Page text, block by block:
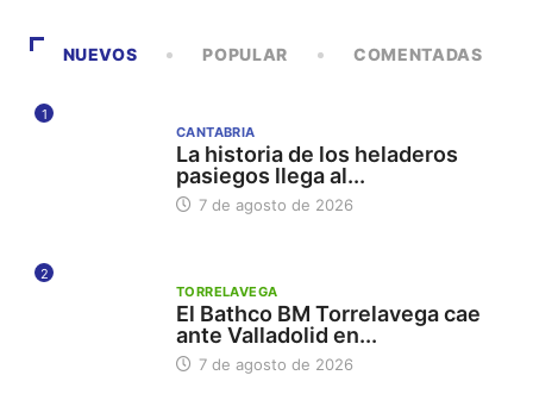
NUEVOS POPULAR COMENTADAS
1
CANTABRIA
La historia de los heladeros
pasiegos llega al...
7 de agosto de 2026
2
TORRELAVEGA
El Bathco BM Torrelavega cae
ante Valladolid en...
7 de agosto de 2026